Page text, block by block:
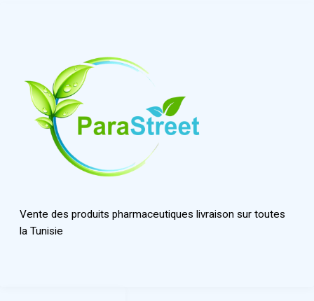
Vente des produits pharmaceutiques livraison sur toutes
la Tunisie